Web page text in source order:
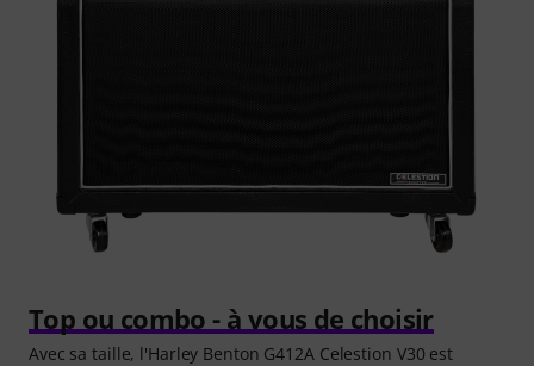
Top ou combo - à vous de choisir
Avec sa taille, l'Harley Benton G412A Celestion V30 est